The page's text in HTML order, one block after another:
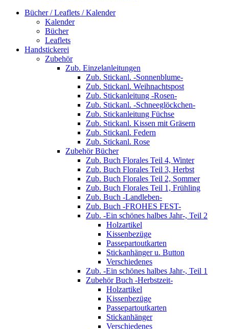
Bücher / Leaflets / Kalender
Kalender
Bücher
Leaflets
Handstickerei
Zubehör
Zub. Einzelanleitungen
Zub. Stickanl. -Sonnenblume-
Zub. Stickanl. Weihnachtspost
Zub. Stickanleitung -Rosen-
Zub. Stickanl. -Schneeglöckchen-
Zub. Stickanleitung Füchse
Zub. Stickanl. Kissen mit Gräsern
Zub. Stickanl. Federn
Zub. Stickanl. Rose
Zubehör Bücher
Zub. Buch Florales Teil 4, Winter
Zub. Buch Florales Teil 3, Herbst
Zub. Buch Florales Teil 2, Sommer
Zub. Buch Florales Teil 1, Frühling
Zub. Buch -Landleben-
Zub. Buch -FROHES FEST-
Zub. -Ein schönes halbes Jahr-, Teil 2
Holzartikel
Kissenbezüge
Passepartoutkarten
Stickanhänger u. Button
Verschiedenes
Zub. -Ein schönes halbes Jahr-, Teil 1
Zubehör Buch -Herbstzeit-
Holzartikel
Kissenbezüge
Passepartoutkarten
Stickanhänger
Verschiedenes